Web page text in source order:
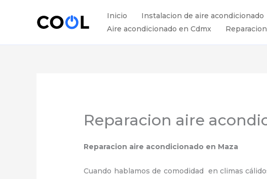
Inicio Instalacion de aire acondicionado
Aire acondicionado en Cdmx
Reparacion aire
Reparacion aire acondicionado en Maza
Cuando hablamos de comodidad en climas